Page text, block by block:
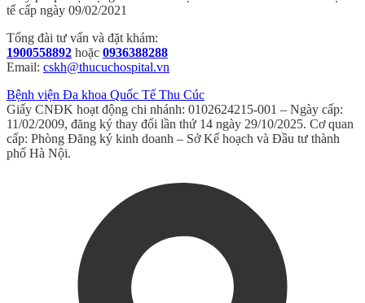
tế cấp ngày 09/02/2021
Tổng đài tư vấn và đặt khám:
1900558892 hoặc 0936388288
Email: cskh@thucuchospital.vn
Bệnh viện Đa khoa Quốc Tế Thu Cúc
Giấy CNĐK hoạt động chi nhánh: 0102624215-001 – Ngày cấp:
11/02/2009, đăng ký thay đổi lần thứ 14 ngày 29/10/2025. Cơ quan
cấp: Phòng Đăng ký kinh doanh – Sở Kế hoạch và Đầu tư thành
phố Hà Nội.